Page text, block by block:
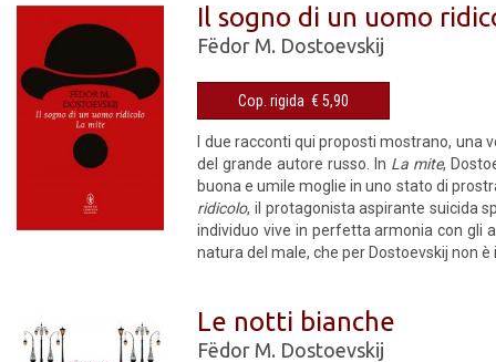
Il sogno di un uomo
Fëdor M. Dostoevskij
Cop. rigida € 5,90
I due racconti qui proposti mostrano, una
del grande autore russo. In La mite,
buona e umile moglie in uno stato di
ridicolo, il protagonista aspirante suicida
individuo vive in perfetta armonia con gli
natura del male, che per Dostoevskij non
Le notti bianche
Fëdor M. Dostoevskij